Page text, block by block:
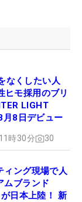
なくしたい人
ヒモ採用のブリ
LIGHT
月8日デビュー
時30分 30
ィング現場で人
ムブランド
が日本上陸！ 新